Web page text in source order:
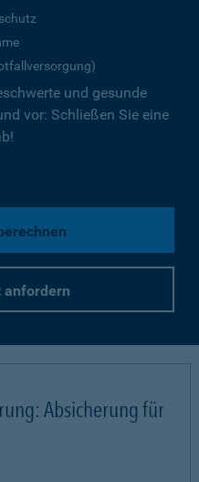
und gesunde
vor: Schließen Sie eine
anfordern
Absicherung für